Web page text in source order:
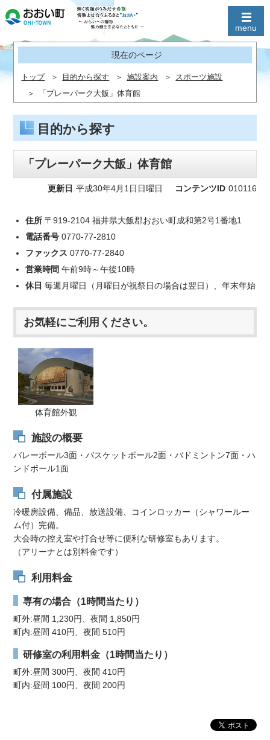
現在のページ
トップ 目的から探す 施設案内
スポーツ施設
「プレーパーク大飯」体育館
目的から探す
「プレーパーク大飯」体育館
更新日 平成30年4月1日日曜日 コンテンツID 010116
住所 〒919-2104 福井県大飯郡おおい町成和第2号1番地1
電話番号0770-77-2810
ファックス0770-77-2840
営業時間午前9時～午後10時
休日毎週月曜日（月曜日が祝祭日の場合は翌日）、年末年始
お気軽にご利用ください。
体育館外観
施設の概要
バレーボール3面・バスケットボール2面・バドミントン7面・ハ
ンドボール1面
付属施設
冷暖房設備、備品、放送設備、コインロッカー（シャワールー
ム付）完備。
大会時の控え室や打合せ等に便利な研修室もあります。
（アリーナとは別料金です）
利用料金
専有の場合（1時間当たり）
町外:昼間 1,230円、夜間 1,850円
町内:昼間 410円、夜間 510円
研修室の利用料金（1時間当たり）
町外:昼間 300円、夜間 410円
町内:昼間 100円、夜間 200円